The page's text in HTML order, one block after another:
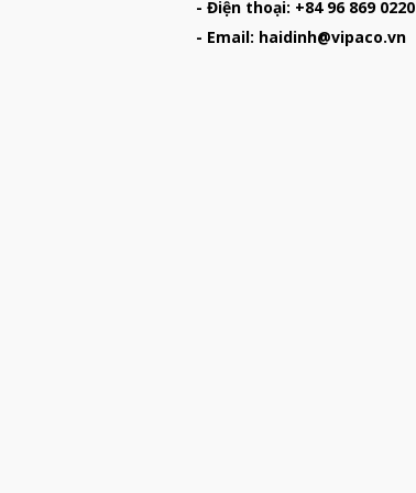
- Điện thoại: +84 96 869 0220
- Email: haidinh@vipaco.vn